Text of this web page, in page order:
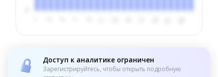
Доступ к аналитике ограничен
Зарегистрируйтесь, чтобы открыть подробную